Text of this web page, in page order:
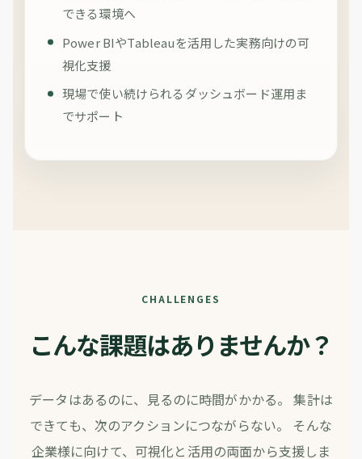
できる環境へ
Power BIやTableauを活用した実務向けの可
視化支援
現場で使い続けられるダッシュボード運用ま
でサポート
CHALLENGES
こんな課題はありませんか？
データはあるのに、見るのに時間がかかる。 集計は
できても、次のアクションにつながらない。
そんな
企業様に向けて、可視化と活用の両面から支援しま